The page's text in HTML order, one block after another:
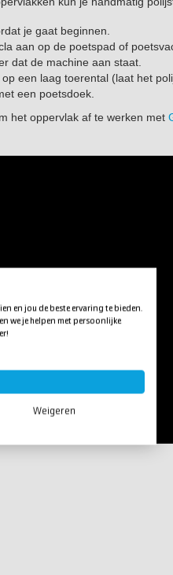
je gaat beginnen.
aan op de poetspad of
dat de machine aan staat.
een laag toerental (laat het
een poetsdoek.
het oppervlak af te werken met
en jou de beste ervaring te bieden.
we je helpen met persoonlijke
Weigeren